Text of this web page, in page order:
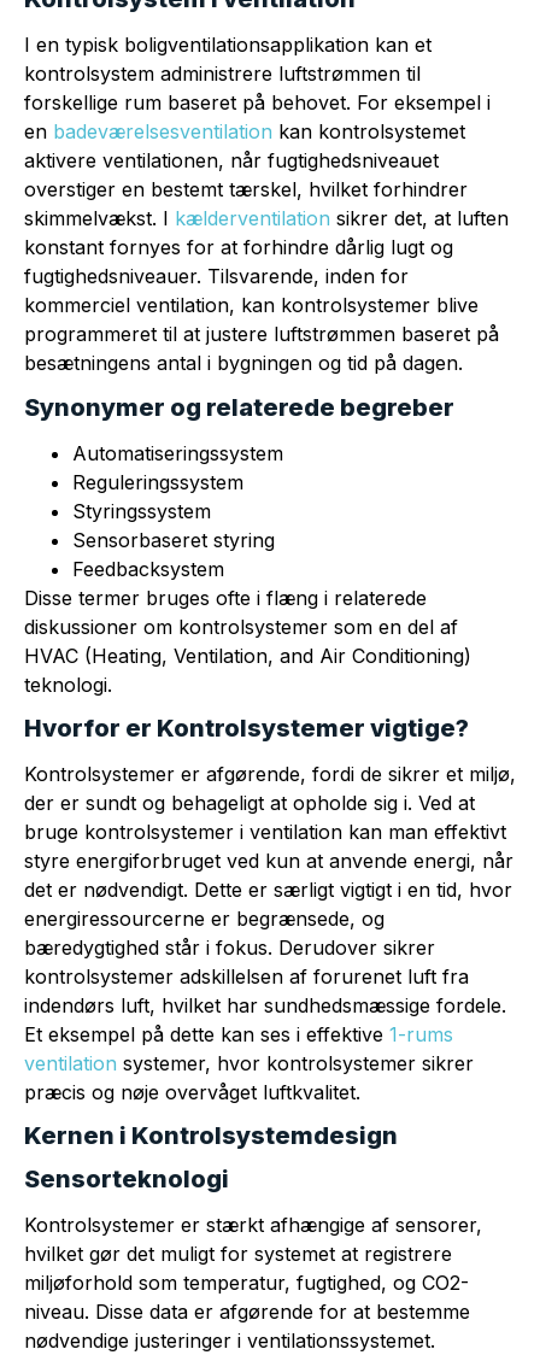
I en typisk boligventilationsapplikation kan et
kontrolsystem administrere luftstrømmen til
forskellige rum baseret på behovet. For eksempel i
en badeværelsesventilation kan kontrolsystemet
aktivere ventilationen, når fugtighedsniveauet
overstiger en bestemt tærskel, hvilket forhindrer
skimmelvækst. I kælderventilation sikrer det, at luften
konstant fornyes for at forhindre dårlig lugt og
fugtighedsniveauer. Tilsvarende, inden for
kommerciel ventilation, kan kontrolsystemer blive
programmeret til at justere luftstrømmen baseret på
besætningens antal i bygningen og tid på dagen.
Synonymer og relaterede begreber
Automatiseringssystem
Reguleringssystem
Styringssystem
Sensorbaseret styring
Feedbacksystem
Disse termer bruges ofte i flæng i relaterede
diskussioner om kontrolsystemer som en del af
HVAC (Heating, Ventilation, and Air Conditioning)
teknologi.
Hvorfor er Kontrolsystemer vigtige?
Kontrolsystemer er afgørende, fordi de sikrer et miljø,
der er sundt og behageligt at opholde sig i. Ved at
bruge kontrolsystemer i ventilation kan man effektivt
styre energiforbruget ved kun at anvende energi, når
det er nødvendigt. Dette er særligt vigtigt i en tid, hvor
energiressourcerne er begrænsede, og
bæredygtighed står i fokus. Derudover sikrer
kontrolsystemer adskillelsen af forurenet luft fra
indendørs luft, hvilket har sundhedsmæssige fordele.
Et eksempel på dette kan ses i effektive 1-rums
ventilation systemer, hvor kontrolsystemer sikrer
præcis og nøje overvåget luftkvalitet.
Kernen i Kontrolsystemdesign
Sensorteknologi
Kontrolsystemer er stærkt afhængige af sensorer,
hvilket gør det muligt for systemet at registrere
miljøforhold som temperatur, fugtighed, og CO2-
niveau. Disse data er afgørende for at bestemme
nødvendige justeringer i ventilationssystemet.